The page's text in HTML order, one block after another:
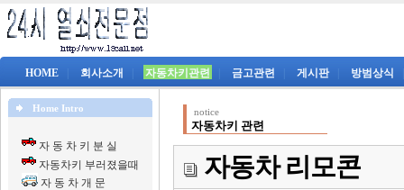
HOME 회사소개 자동차키관련 금고관련 게시판 방범상식
Home Intro
자 동 차 키 분 실
자동차키 부러졌을때
자 동 차 개 문
notice
자동차키 관련
자동차 리모콘